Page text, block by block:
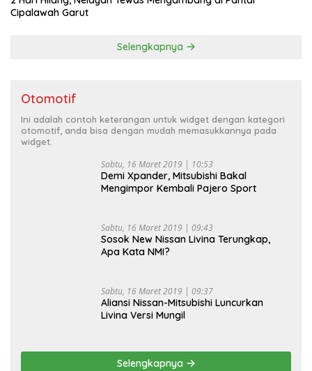
Cipalawah Garut
Selengkapnya
Otomotif
Ini adalah contoh keterangan untuk widget dengan kategori
otomotif, anda bisa dengan mudah memasukkannya pada
widget.
Sabtu, 16 Maret 2019 | 10:53
Demi Xpander, Mitsubishi Bakal
Mengimpor Kembali Pajero Sport
Sabtu, 16 Maret 2019 | 09:43
Sosok New Nissan Livina Terungkap,
Apa Kata NMI?
Sabtu, 16 Maret 2019 | 09:37
Aliansi Nissan-Mitsubishi Luncurkan
Livina Versi Mungil
Selengkapnya